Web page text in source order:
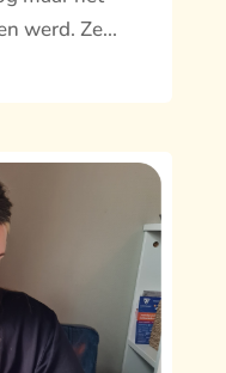
werd. Ze...